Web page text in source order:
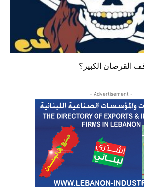
القرصان الكبير؟
- Advertisement -